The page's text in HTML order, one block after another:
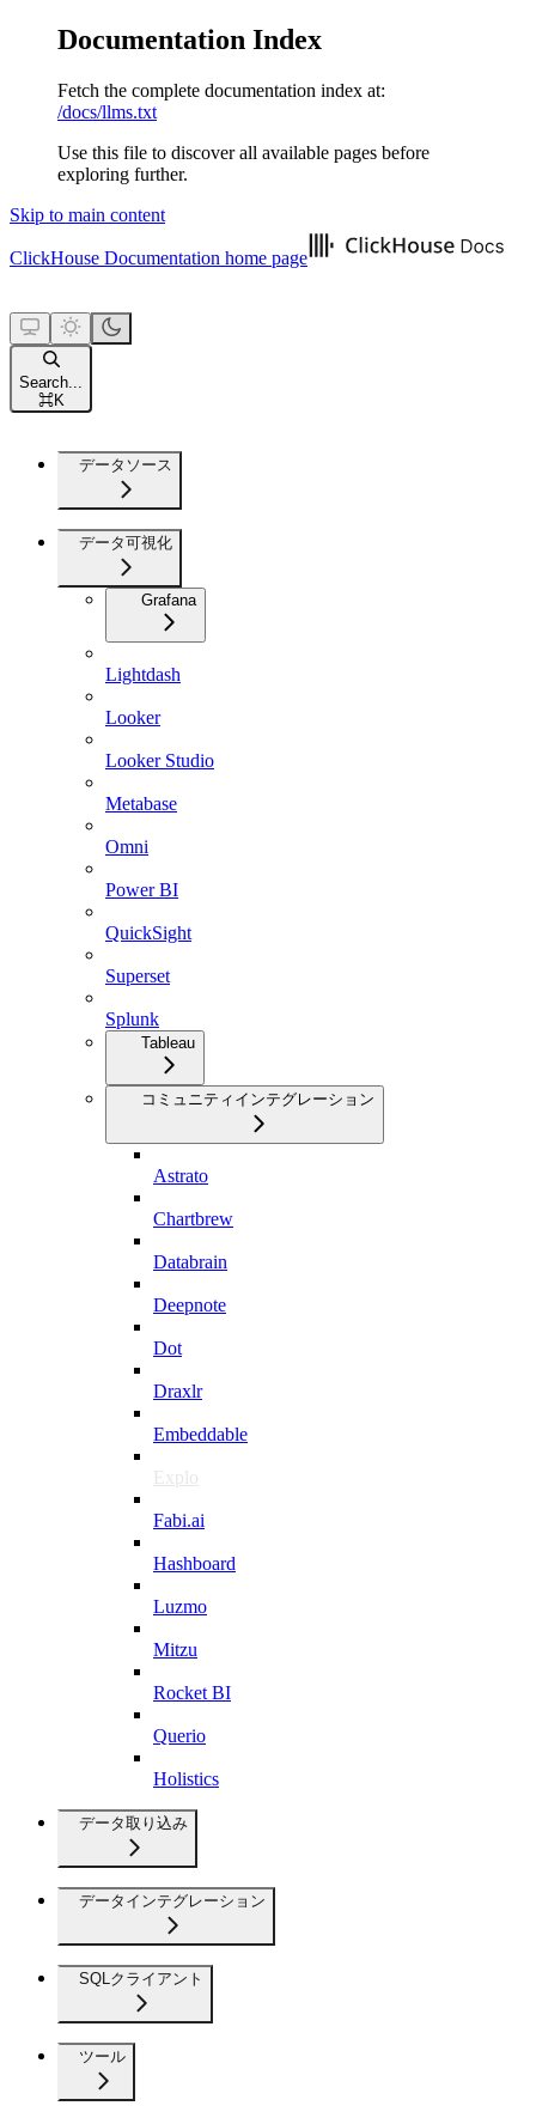
Documentation Index
Fetch the complete documentation index at:
/docs/llms.txt
Use this file to discover all available pages before
exploring further.
Skip to main content
ClickHouse Documentation home page
Search...
⌘K
データソース
データ可視化
Grafana
Lightdash
Looker
Looker Studio
Metabase
Omni
Power BI
QuickSight
Superset
Splunk
Tableau
コミュニティインテグレーション
Astrato
Chartbrew
Databrain
Deepnote
Dot
Draxlr
Embeddable
Explo
Fabi.ai
Hashboard
Luzmo
Mitzu
Rocket BI
Querio
Holistics
データ取り込み
データインテグレーション
SQLクライアント
ツール